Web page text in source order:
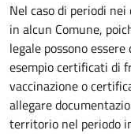
Nel caso di periodi
in alcun Comune,
legale possono
esempio certificati di
vaccinazione o
allegare
territorio nel periodo